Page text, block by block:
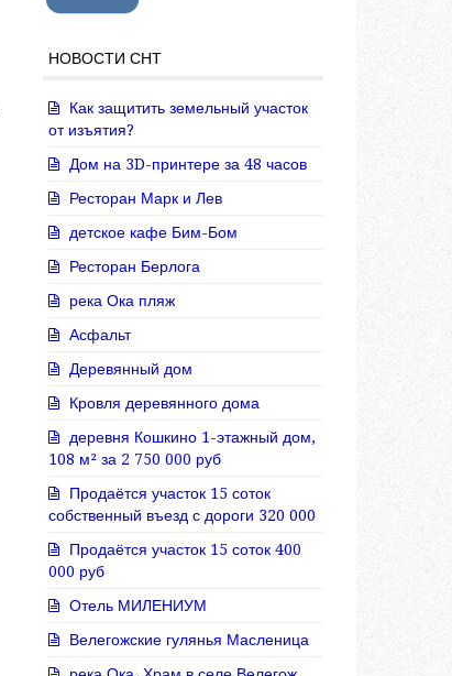
НОВОСТИ СНТ
Как защитить земельный участок
от изъятия?
Дом на 3D-принтере за 48 часов
Ресторан Марк и Лев
детское кафе Бим-Бом
Ресторан Берлога
река Ока пляж
Асфальт
Деревянный дом
Кровля деревянного дома
деревня Кошкино 1-этажный дом,
108 м² за 2 750 000 руб
Продаётся участок 15 соток
собственный въезд с дороги 320 000
Продаётся участок 15 соток 400
000 руб
Отель МИЛЕНИУМ
Велегожские гулянья Масленица